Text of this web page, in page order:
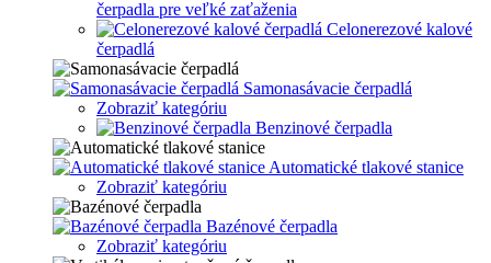
čerpadla pre veľké zaťaženia
Celonerezové kalové
čerpadlá
Samonasávacie čerpadlá
Zobraziť kategóriu
Benzinové čerpadla
Automatické tlakové stanice
Zobraziť kategóriu
Bazénové čerpadla
Zobraziť kategóriu